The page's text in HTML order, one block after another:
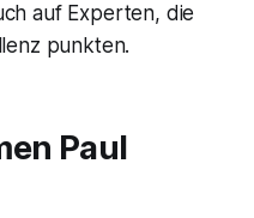
auf Experten, die
punkten.
Paul